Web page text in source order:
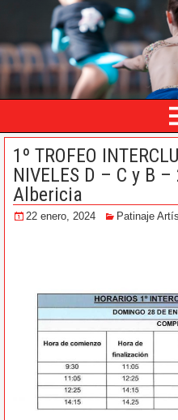
1º TROFEO
NIVELES D – C y B –
Albericia
22 enero, 2024 Patinaje